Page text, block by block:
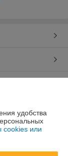
удобства
cookies или